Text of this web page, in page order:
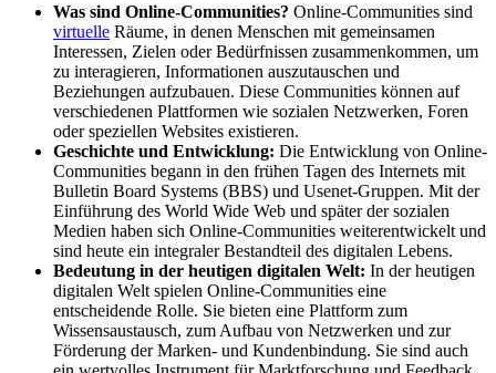
Was sind Online-Communities? Online-Communities sind
virtuelle Räume, in denen Menschen mit gemeinsamen
Interessen, Zielen oder Bedürfnissen zusammenkommen, um
zu interagieren, Informationen auszutauschen und
Beziehungen aufzubauen. Diese Communities können auf
verschiedenen Plattformen wie sozialen Netzwerken, Foren
oder speziellen Websites existieren.
Geschichte und Entwicklung: Die Entwicklung von Online-
Communities begann in den frühen Tagen des Internets mit
Bulletin Board Systems (BBS) und Usenet-Gruppen. Mit der
Einführung des World Wide Web und später der sozialen
Medien haben sich Online-Communities weiterentwickelt und
sind heute ein integraler Bestandteil des digitalen Lebens.
Bedeutung in der heutigen digitalen Welt: In der heutigen
digitalen Welt spielen Online-Communities eine
entscheidende Rolle. Sie bieten eine Plattform zum
Wissensaustausch, zum Aufbau von Netzwerken und zur
Förderung der Marken- und Kundenbindung. Sie sind auch